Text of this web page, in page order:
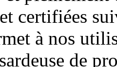
certifiées
à nos
de